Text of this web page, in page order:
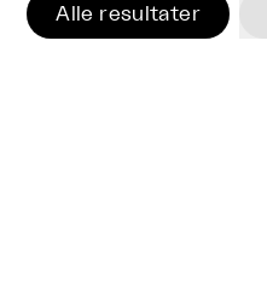
Alle resultater